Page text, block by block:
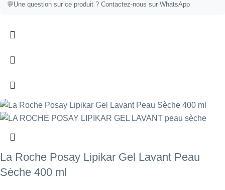
💬Une question sur ce produit ? Contactez-nous sur WhatsApp
La Roche Posay Lipikar Gel Lavant Peau
Sèche 400 ml